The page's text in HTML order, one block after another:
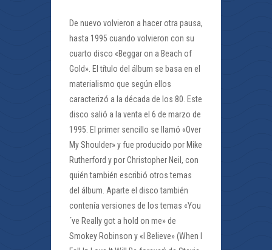
De nuevo volvieron a hacer otra pausa,
hasta 1995 cuando volvieron con su
cuarto disco «Beggar on a Beach of
Gold». El título del álbum se basa en el
materialismo que según ellos
caracterizó a la década de los 80. Este
disco salió a la venta el 6 de marzo de
1995. El primer sencillo se llamó «Over
My Shoulder» y fue producido por Mike
Rutherford y por Christopher Neil, con
quién también escribió otros temas
del álbum. Aparte el disco también
contenía versiones de los temas «You
´ve Really got a hold on me» de
Smokey Robinson y «I Believe» (When I